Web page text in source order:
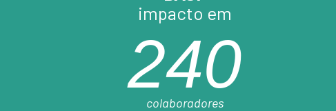
impacto em
240
colaboradores